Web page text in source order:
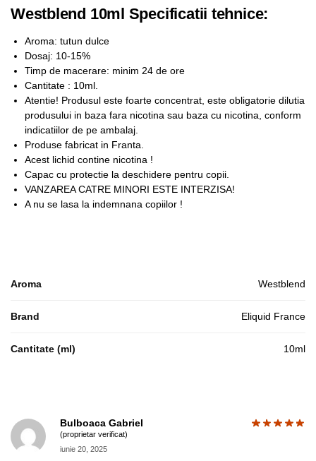
Westblend 10ml Specificatii tehnice:
Aroma: tutun dulce
Dosaj: 10-15%
Timp de macerare: minim 24 de ore
Cantitate : 10ml.
Atentie! Produsul este foarte concentrat, este obligatorie dilutia
produsului in baza fara nicotina sau baza cu nicotina, conform
indicatiilor de pe ambalaj.
Produse fabricat in Franta.
Acest lichid contine nicotina !
Capac cu protectie la deschidere pentru copii.
VANZAREA CATRE MINORI ESTE INTERZISA!
A nu se lasa la indemnana copiilor !
Aroma Westblend
Brand Eliquid France
Cantitate (ml) 10ml
Bulboaca Gabriel
(proprietar verificat)
iunie 20, 2025